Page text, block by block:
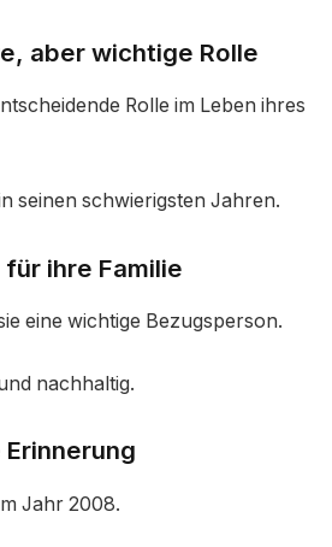
aber wichtige Rolle
Rolle im Leben ihres
seinen schwierigsten Jahren.
ihre Familie
eine wichtige Bezugsperson.
nachhaltig.
Erinnerung
Jahr 2008.